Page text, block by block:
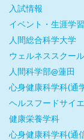
入試情報
イベント・生涯学習
人間総合科学大学
ウェルネススクール
人間科学部@蓮田
心身健康科学科(通
ヘルスフードサイ
健康栄養学科
心身健康科学科(通